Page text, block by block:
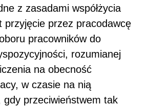
z zasadami współżycia
przyjęcie przez pracodawcę
pracowników do
rozumianej
na obecność
w czasie na nią
gdy przeciwieństwem tak